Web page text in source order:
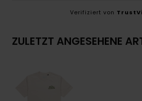
Verifiziert von
ZULETZT ANGESEHENE